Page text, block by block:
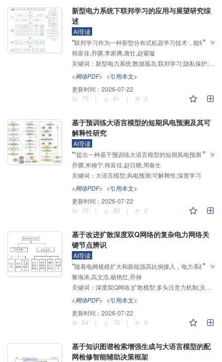
新型电力系统下联邦学习的应用与展望研究综
述
AI导读
“联邦学习作为一种新型分布式机器学习技术，能够有
效帮助多个数据拥有者在满足隐私保护、数据安全和政
府法规的前提下，进行数据共享和机器学习建模，介绍
了其在新型电力系统领域的研究进展，专家梳理了横
向、纵向与联邦迁移学习三类应用场景，分析了通信效
率、隐私安全与模型性能等核心挑战，为"双碳"目标下
”
韩富佳,乔骥,李家腾,唐壮,赵紫璇
关键词： 新型电力系统;数据孤岛;联邦学习;隐私保护;数据价值挖掘
<网络PDF> <引用本文>
更新时间： 2026-07-22
75
| 91 | 0
基于预训练大语言模型的短期风电预测及其可
解释性研究
AI导读
“"提出一种基于预训练大语言模型的短期风电预测方
法，并基于SHAP算法对模型预测结果进行系统归
因"，介绍了其在新型电力系统风电预测领域的研究进
展，研究团队探索了大语言模型适应性瓶颈课题，验证
了Decoder-only架构优越性，为解决精度与泛化性双
重挑战提供解决方案。
”
乔骥,米翰宁,韩富佳,赵日晓,周春生
关键词： 大语言模型;风电预测;可解释性;深度学习
<网络PDF> <引用本文>
更新时间： 2026-07-22
75
| 80 | 0
基于改进扩散深度双Q网络的复杂电力网络关
键节点辨识
AI导读
“随着电网规模扩大和新能源高比例接入，电力系统结
构与运行状态日趋复杂，使关键节点的准确辨识成为电
网安全分析的重要环节，研究团队提出基于改进扩散深
度双Q网络的关键节点辨识方法，通过构建7类属性的
综合状态空间、引入扩散模型与多头注意力机制，为复
杂电力系统的脆弱性评估提供了有效技术支撑。”
”
黎海涛,高文浩,杨艳红,乔禄
关键词： 深度双Q网络;扩散模型;多头注意力机制;关键节点识别
<网络PDF> <引用本文>
更新时间： 2026-07-22
54
| 76 | 0
基于知识图谱检索增强生成与大语言模型的配
网检修智能辅助决策框架